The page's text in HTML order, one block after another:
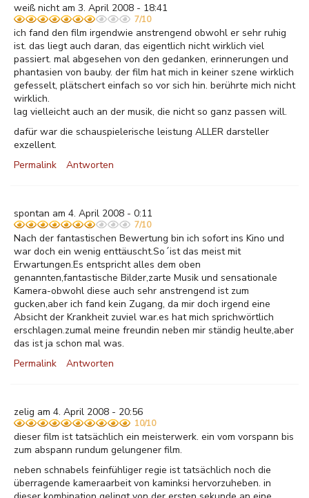
weiß nicht am 3. April 2008 - 18:41
7/10
ich fand den film irgendwie anstrengend obwohl er sehr ruhig
ist. das liegt auch daran, das eigentlich nicht wirklich viel
passiert. mal abgesehen von den gedanken, erinnerungen und
phantasien von bauby. der film hat mich in keiner szene wirklich
gefesselt, plätschert einfach so vor sich hin. berührte mich nicht
wirklich.
lag vielleicht auch an der musik, die nicht so ganz passen will.
dafür war die schauspielerische leistung ALLER darsteller
exzellent.
Permalink
Antworten
spontan am 4. April 2008 - 0:11
7/10
Nach der fantastischen Bewertung bin ich sofort ins Kino und
war doch ein wenig enttäuscht.So´ist das meist mit
Erwartungen.Es entspricht alles dem oben
genannten,fantastische Bilder,zarte Musik und sensationale
Kamera-obwohl diese auch sehr anstrengend ist zum
gucken,aber ich fand kein Zugang, da mir doch irgend eine
Absicht der Krankheit zuviel war.es hat mich sprichwörtlich
erschlagen.zumal meine freundin neben mir ständig heulte,aber
das ist ja schon mal was.
Permalink
Antworten
zelig am 4. April 2008 - 20:56
10/10
dieser film ist tatsächlich ein meisterwerk. ein vom vorspann bis
zum abspann rundum gelungener film.
neben schnabels feinfühliger regie ist tatsächlich noch die
überragende kameraarbeit von kaminksi hervorzuheben. in